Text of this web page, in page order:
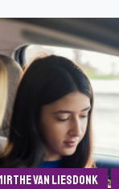
van Liesdonk